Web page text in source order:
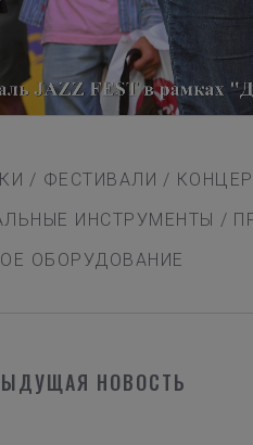
/ ФЕСТИВАЛИ /
ИНСТРУМЕНТЫ /
ОБОРУДОВАНИЕ
НОВОСТЬ